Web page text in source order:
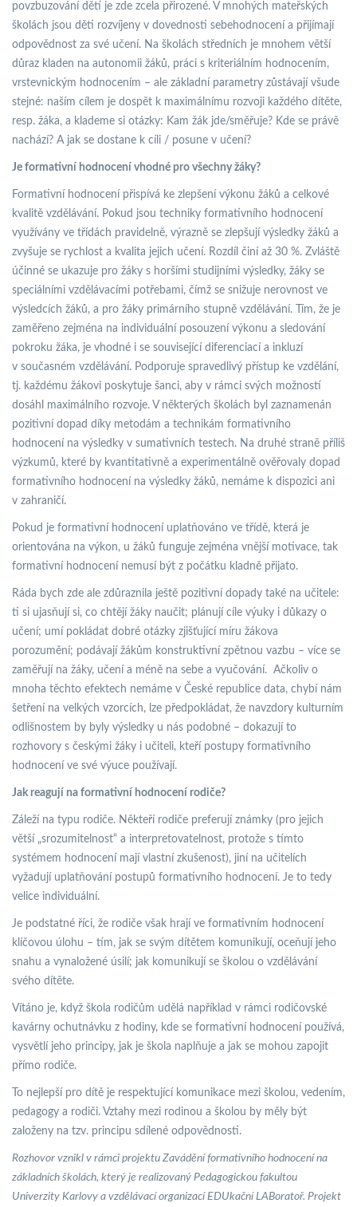
povzbuzování dětí je zde zcela přirozené. V mnohých mateřských
školách jsou děti rozvíjeny v dovednosti sebehodnocení a přijímají
odpovědnost za své učení. Na školách středních je mnohem větší
důraz kladen na autonomii žáků, práci s kriteriálním hodnocením,
vrstevnickým hodnocením – ale základní parametry zůstávají všude
stejné: naším cílem je dospět k maximálnímu rozvoji každého dítěte,
resp. žáka, a klademe si otázky: Kam žák jde/směřuje? Kde se právě
nachází? A jak se dostane k cíli / posune v učení?
Je formativní hodnocení vhodné pro všechny žáky?
Formativní hodnocení přispívá ke zlepšení výkonu žáků a celkové
kvalitě vzdělávání. Pokud jsou techniky formativního hodnocení
využívány ve třídách pravidelně, výrazně se zlepšují výsledky žáků a
zvyšuje se rychlost a kvalita jejich učení. Rozdíl činí až 30 %. Zvláště
účinné se ukazuje pro žáky s horšími studijními výsledky, žáky se
speciálními vzdělávacími potřebami, čímž se snižuje nerovnost ve
výsledcích žáků, a pro žáky primárního stupně vzdělávání. Tím, že je
zaměřeno zejména na individuální posouzení výkonu a sledování
pokroku žáka, je vhodné i se související diferenciací a inkluzí
v současném vzdělávání. Podporuje spravedlivý přístup ke vzdělání,
tj. každému žákovi poskytuje šanci, aby v rámci svých možností
dosáhl maximálního rozvoje. V některých školách byl zaznamenán
pozitivní dopad díky metodám a technikám formativního
hodnocení na výsledky v sumativních testech. Na druhé straně příliš
výzkumů, které by kvantitativně a experimentálně ověřovaly dopad
formativního hodnocení na výsledky žáků, nemáme k dispozici ani
v zahraničí.
Pokud je formativní hodnocení uplatňováno ve třídě, která je
orientována na výkon, u žáků funguje zejména vnější motivace, tak
formativní hodnocení nemusí být z počátku kladně přijato.
Ráda bych zde ale zdůraznila ještě pozitivní dopady také na učitele:
ti si ujasňují si, co chtějí žáky naučit; plánují cíle výuky i důkazy o
učení; umí pokládat dobré otázky zjišťující míru žákova
porozumění; podávají žákům konstruktivní zpětnou vazbu – více se
zaměřují na žáky, učení a méně na sebe a vyučování. Ačkoliv o
mnoha těchto efektech nemáme v České republice data, chybí nám
šetření na velkých vzorcích, lze předpokládat, že navzdory kulturním
odlišnostem by byly výsledky u nás podobné – dokazují to
rozhovory s českými žáky i učiteli, kteří postupy formativního
hodnocení ve své výuce používají.
Jak reagují na formativní hodnocení rodiče?
Záleží na typu rodiče. Někteří rodiče preferují známky (pro jejich
větší „srozumitelnost“ a interpretovatelnost, protože s tímto
systémem hodnocení mají vlastní zkušenost), jiní na učitelích
vyžadují uplatňování postupů formativního hodnocení. Je to tedy
velice individuální.
Je podstatné říci, že rodiče však hrají ve formativním hodnocení
klíčovou úlohu – tím, jak se svým dítětem komunikují, oceňují jeho
snahu a vynaložené úsilí; jak komunikují se školou o vzdělávání
svého dítěte.
Vítáno je, když škola rodičům udělá například v rámci rodičovské
kavárny ochutnávku z hodiny, kde se formativní hodnocení používá,
vysvětlí jeho principy, jak je škola naplňuje a jak se mohou zapojit
přímo rodiče.
To nejlepší pro dítě je respektující komunikace mezi školou, vedením,
pedagogy a rodiči. Vztahy mezi rodinou a školou by měly být
založeny na tzv. principu sdílené odpovědnosti.
Rozhovor vznikl v rámci projektu Zavádění formativního hodnocení na
základních školách, který je realizovaný Pedagogickou fakultou
Univerzity Karlovy a vzdělávací organizací EDUkační LABoratoř. Projekt